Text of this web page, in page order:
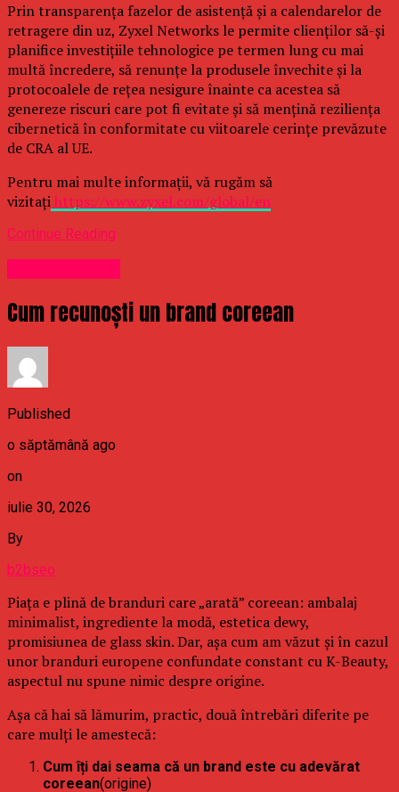
Prin transparența fazelor de asistență și a calendarelor de
retragere din uz, Zyxel Networks le permite clienților să-și
planifice investițiile tehnologice pe termen lung cu mai
multă încredere, să renunțe la produsele învechite și la
protocoalele de rețea nesigure înainte ca acestea să
genereze riscuri care pot fi evitate și să mențină reziliența
cibernetică în conformitate cu viitoarele cerințe prevăzute
de CRA al UE.
Pentru mai multe informații, vă rugăm să
vizitațihttps://www.zyxel.com/global/en
Continue Reading
Cum recunoști un brand coreean
Published
o săptămână ago
on
iulie 30, 2026
By
b2bseo
Piața e plină de branduri care „arată” coreean: ambalaj
minimalist, ingrediente la modă, estetica dewy,
promisiunea de glass skin. Dar, așa cum am văzut și în cazul
unor branduri europene confundate constant cu K-Beauty,
aspectul nu spune nimic despre origine.
Așa că hai să lămurim, practic, două întrebări diferite pe
care mulți le amestecă:
Cum îți dai seama că un brand este cu adevărat
coreean(origine)